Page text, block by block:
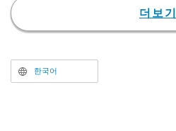
의 활약을 그리고 있다. TV 애니메
이션은 2014년에 제1시즌이 방송
제작되었다. 현재 시리즈 중에서도
손꼽히는 인기를 자랑하는 에피소
더보기
한국어